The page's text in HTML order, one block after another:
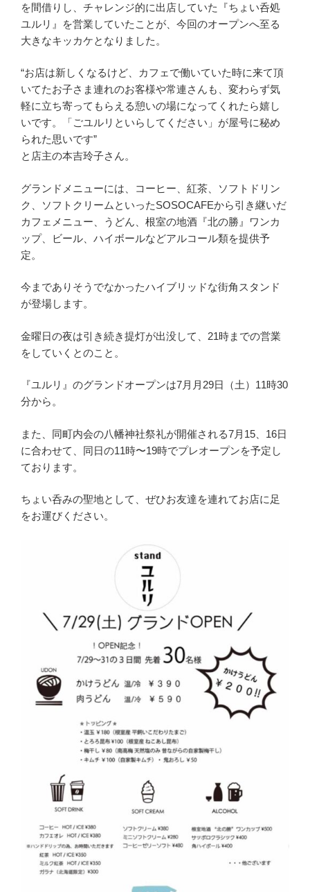
を間借りし、チャレンジ的に出店していた『ちょい呑処
ユルリ』を営業していたことが、今回のオープンへ至る
大きなキッカケとなりました。
“お店は新しくなるけど、カフェで働いていた時に来て頂
いてたお子さま連れのお客様や常連さんも、変わらず気
軽に立ち寄ってもらえる憩いの場になってくれたら嬉し
いです。「ごユルリといらしてください」が屋号に秘め
られた思いです”
と店主の本吉玲子さん。
グランドメニューには、コーヒー、紅茶、ソフトドリン
ク、ソフトクリームといったSOSOCAFEから引き継いだ
カフェメニュー、うどん、根室の地酒『北の勝』ワンカ
ップ、ビール、ハイボールなどアルコール類を提供予
定。
今までありそうでなかったハイブリッドな街角スタンド
が登場します。
金曜日の夜は引き続き提灯が出没して、21時までの営業
をしていくとのこと。
『ユルリ』のグランドオープンは7月月29日（土）11時30
分から。
また、同町内会の八幡神社祭礼が開催される7月15、16日
に合わせて、同日の11時〜19時でプレオープンを予定し
ております。
ちょい呑みの聖地として、ぜひお友達を連れてお店に足
をお運びください。